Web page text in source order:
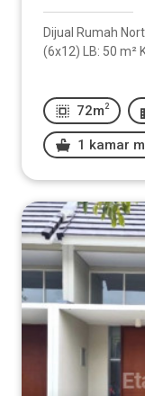
Dijual Rumah
(6x12) LB: 50 m²
72m 2
1 kamar